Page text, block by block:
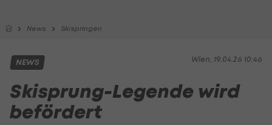
News Skispringen
Wien, 19.04.26 10:46
NEWS
Skisprung-Legende wird
befördert